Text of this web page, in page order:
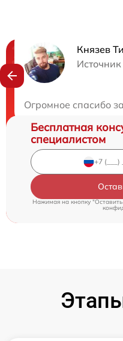
Князев
Источник
Огромное спасибо
Нужна
Бесплатная
специалистом
Нажимая на кнопку